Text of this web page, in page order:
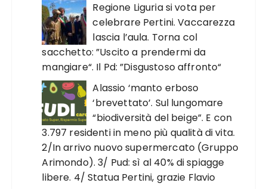
Regione Liguria si vota per
celebrare Pertini. Vaccarezza
lascia l’aula. Torna col
sacchetto: ”Uscito a prendermi da
mangiare“. Il Pd: ”Disgustoso affronto“
Alassio ‘manto erboso
‘brevettato’. Sul lungomare
“biodiversità del beige”. E con
3.797 residenti in meno più qualità di vita.
2/In arrivo nuovo supermercato (Gruppo
Arimondo). 3/ Pud: sì al 40% di spiagge
libere. 4/ Statua Pertini, grazie Flavio